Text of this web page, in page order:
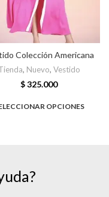
Colección Americana
, Nuevo, Vestido
$325.000
OPCIONES